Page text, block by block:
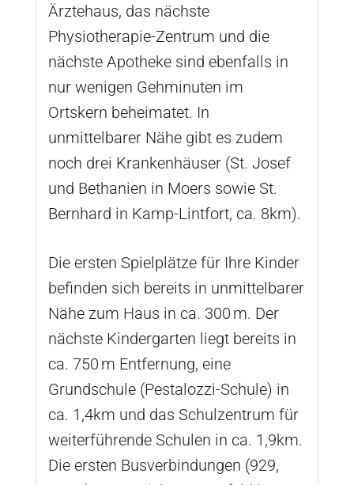
Ärztehaus, das nächste
Physiotherapie-Zentrum und die
nächste Apotheke sind ebenfalls in
nur wenigen Gehminuten im
Ortskern beheimatet. In
unmittelbarer Nähe gibt es zudem
noch drei Krankenhäuser (St. Josef
und Bethanien in Moers sowie St.
Bernhard in Kamp-Lintfort, ca. 8km).
Die ersten Spielplätze für Ihre Kinder
befinden sich bereits in unmittelbarer
Nähe zum Haus in ca. 300 m. Der
nächste Kindergarten liegt bereits in
ca. 750 m Entfernung, eine
Grundschule (Pestalozzi-Schule) in
ca. 1,4km und das Schulzentrum für
weiterführende Schulen in ca. 1,9km.
Die ersten Busverbindungen (929,